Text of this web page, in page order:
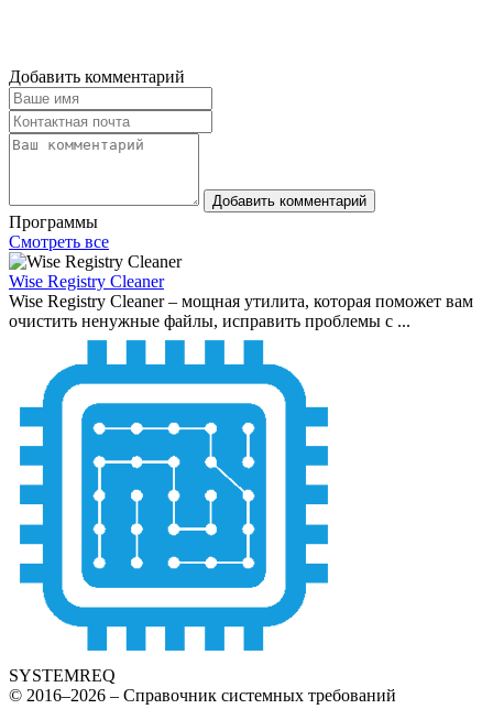
Добавить комментарий
Добавить комментарий
Программы
Смотреть все
Wise Registry Cleaner
Wise Registry Cleaner – мощная утилита, которая поможет вам
очистить ненужные файлы, исправить проблемы с ...
SYSTEMREQ
© 2016–2026 – Справочник системных требований